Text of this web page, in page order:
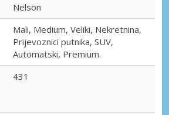
Nelson
Mali, Medium, Veliki, Nekretnina,
Prijevoznici putnika, SUV,
Automatski, Premium.
431